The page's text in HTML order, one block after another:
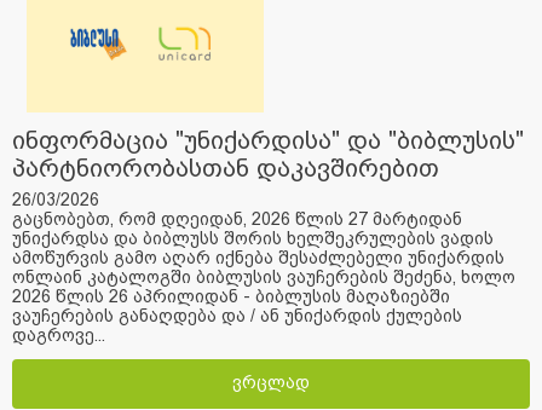
ინფორმაცია "უნიქარდისა" და "ბიბლუსის"
პარტნიორობასთან დაკავშირებით
26/03/2026
გაცნობებთ, რომ დღეიდან, 2026 წლის 27 მარტიდან
უნიქარდსა და ბიბლუსს შორის ხელშეკრულების ვადის
ამოწურვის გამო აღარ იქნება შესაძლებელი უნიქარდის
ონლაინ კატალოგში ბიბლუსის ვაუჩერების შეძენა, ხოლო
2026 წლის 26 აპრილიდან - ბიბლუსის მაღაზიებში
ვაუჩერების განაღდება და / ან უნიქარდის ქულების
დაგროვე...
ვრცლად